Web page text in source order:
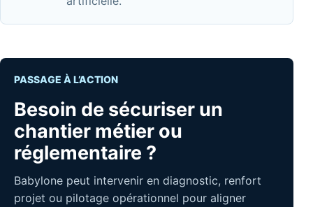
PASSAGE À L’ACTION
Besoin de sécuriser un
chantier métier ou
réglementaire ?
Babylone peut intervenir en diagnostic, renfort
projet ou pilotage opérationnel pour aligner